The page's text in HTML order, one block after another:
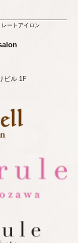
ートアイロン
ビル 1F